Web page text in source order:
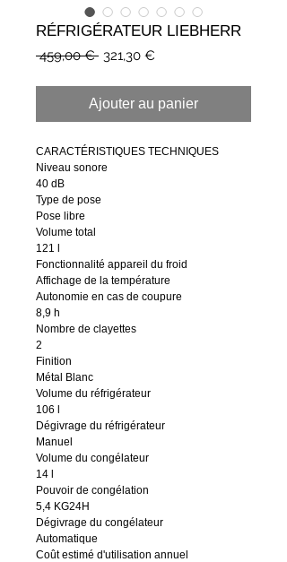
RÉFRIGÉRATEUR LIEBHERR
459,00 € Prix
321,30 €
Ajouter au panier
CARACTÉRISTIQUES TECHNIQUES
Niveau sonore
40 dB
Type de pose
Pose libre
Volume total
121 l
Fonctionnalité appareil du froid
Affichage de la température
Autonomie en cas de coupure
8,9 h
Nombre de clayettes
2
Finition
Métal Blanc
Volume du réfrigérateur
106 l
Dégivrage du réfrigérateur
Manuel
Volume du congélateur
14 l
Pouvoir de congélation
5,4 KG24H
Dégivrage du congélateur
Automatique
Coût estimé d'utilisation annuel